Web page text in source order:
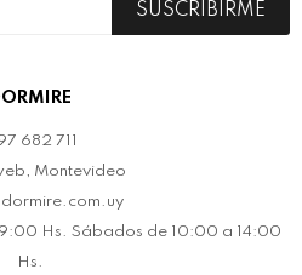
682 711
Montevideo
Hs. Sábados de 10:00 a 14:00
Hs.
SUSCRIBIRME